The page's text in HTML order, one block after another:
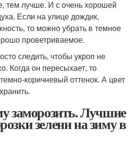
тем лучше. И с очень хорошей
Если на улице дождик,
то можно убрать в темное
проветриваемое.
следить, чтобы укроп не
Когда он пересыхает, то
коричневый оттенок. А цвет
заморозить. Лучшие
зелени на зиму в